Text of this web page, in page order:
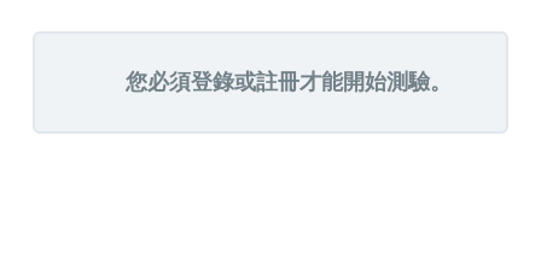
您必須登錄或註冊才能開始測驗。